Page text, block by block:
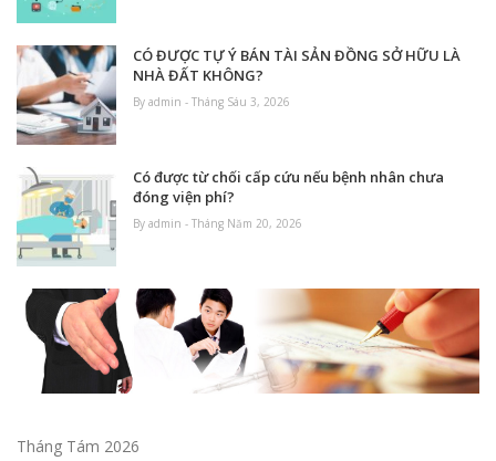
CÓ ĐƯỢC TỰ Ý BÁN TÀI SẢN ĐỒNG SỞ HỮU LÀ
NHÀ ĐẤT KHÔNG?
By admin - Tháng Sáu 3, 2026
Có được từ chối cấp cứu nếu bệnh nhân chưa
đóng viện phí?
By admin - Tháng Năm 20, 2026
Tháng Tám 2026